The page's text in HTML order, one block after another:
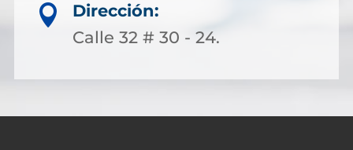

Dirección:
Calle 32 # 30 - 24.